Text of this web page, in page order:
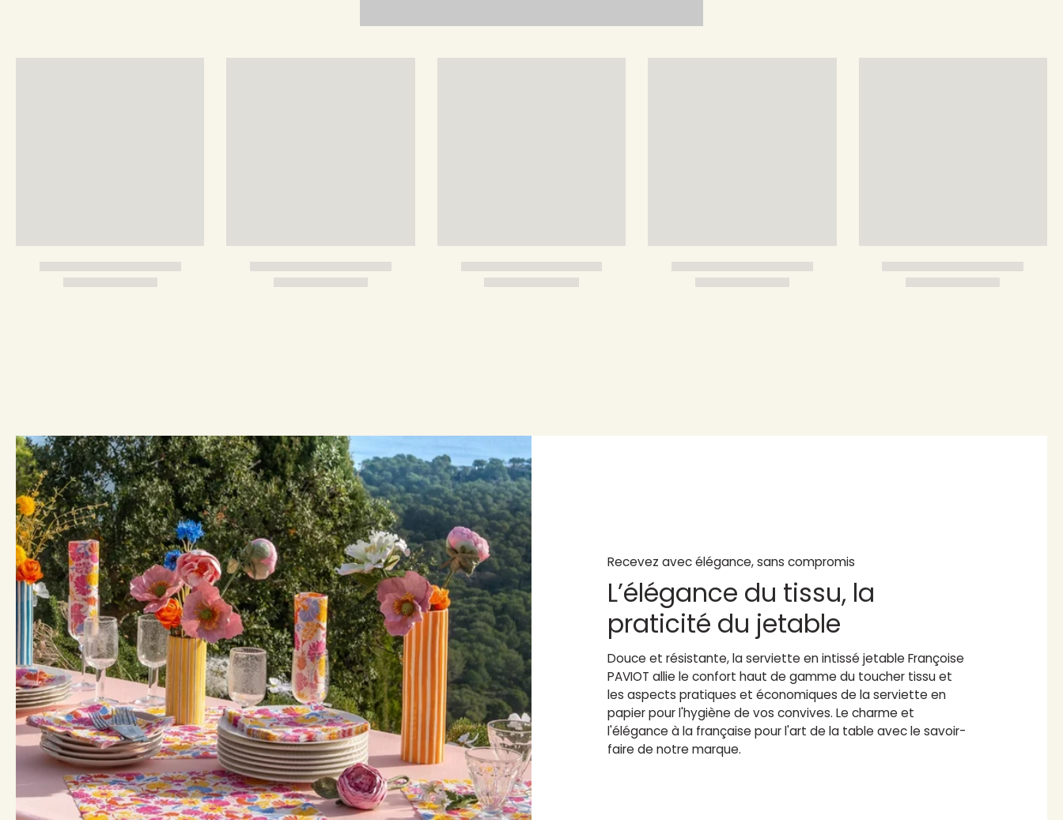
Recevez avec élégance, sans compromis
L’élégance du tissu, la
praticité du jetable
Douce et résistante, la serviette en intissé jetable Françoise
PAVIOT allie le confort haut de gamme du toucher tissu et
les aspects pratiques et économiques de la serviette en
papier pour l'hygiène de vos convives. Le charme et
l'élégance à la française pour l'art de la table avec le savoir-
faire de notre marque.